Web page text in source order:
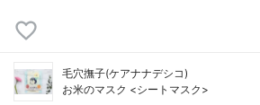
毛穴撫子(ケアナナデシコ)
お米のマスク <シートマスク>